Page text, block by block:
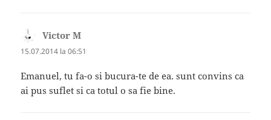
Victor M
15.07.2014 la 06:51
Emanuel, tu fa-o si bucura-te de ea. sunt convins ca
ai pus suflet si ca totul o sa fie bine.